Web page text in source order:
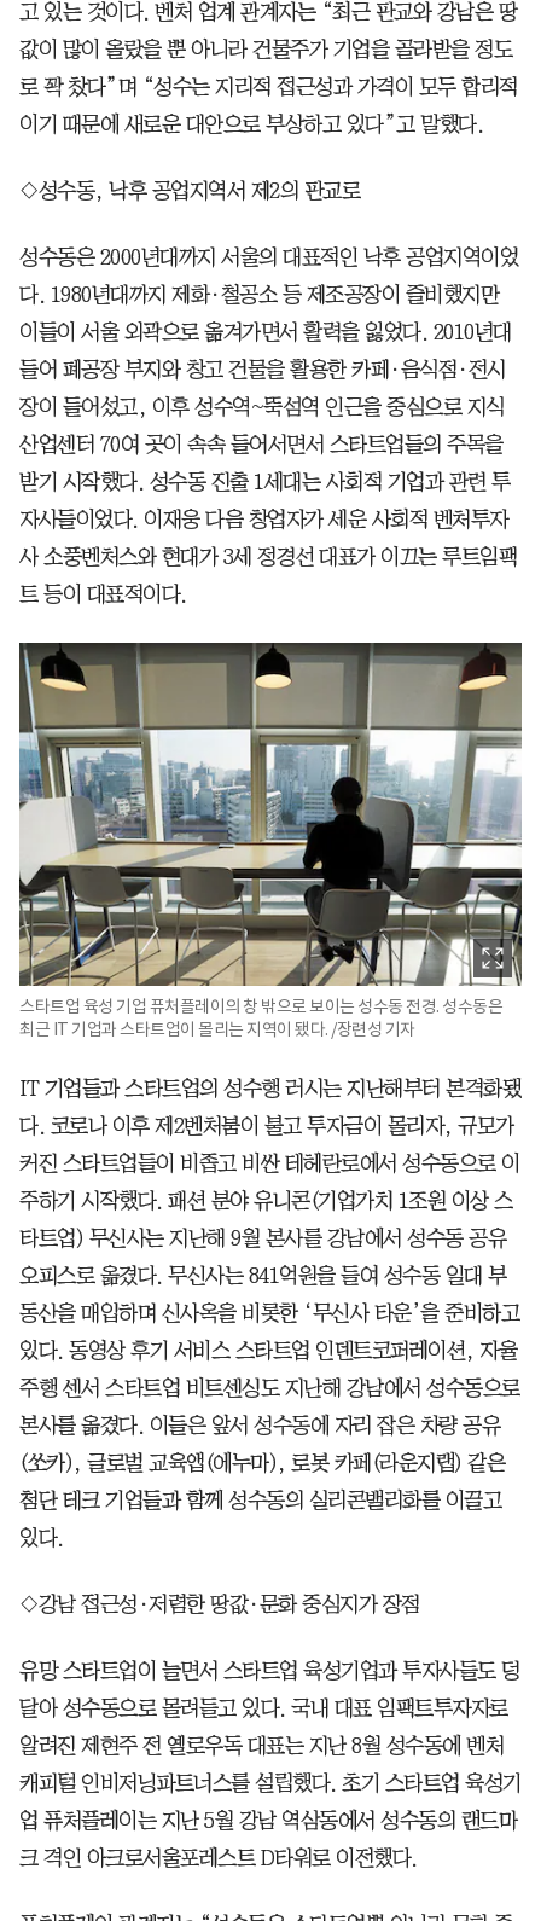
고 있는 것이다. 벤처 업계 관계자는 “최근 판교와 강남은 땅
값이 많이 올랐을 뿐 아니라 건물주가 기업을 골라받을 정도
로 꽉 찼다”며 “성수는 지리적 접근성과 가격이 모두 합리적
이기 때문에 새로운 대안으로 부상하고 있다”고 말했다.
◇성수동, 낙후 공업지역서 제2의 판교로
성수동은 2000년대까지 서울의 대표적인 낙후 공업지역이었
다. 1980년대까지 제화·철공소 등 제조공장이 즐비했지만
이들이 서울 외곽으로 옮겨가면서 활력을 잃었다. 2010년대
들어 폐공장 부지와 창고 건물을 활용한 카페·음식점·전시
장이 들어섰고, 이후 성수역~뚝섬역 인근을 중심으로 지식
산업센터 70여 곳이 속속 들어서면서 스타트업들의 주목을
받기 시작했다. 성수동 진출 1세대는 사회적 기업과 관련 투
자사들이었다. 이재웅 다음 창업자가 세운 사회적 벤처투자
사 소풍벤처스와 현대가 3세 정경선 대표가 이끄는 루트임팩
트 등이 대표적이다.
스타트업 육성 기업 퓨처플레이의 창 밖으로 보이는 성수동 전경. 성수동은
최근 IT 기업과 스타트업이 몰리는 지역이 됐다. /장련성 기자
IT 기업들과 스타트업의 성수행 러시는 지난해부터 본격화됐
다. 코로나 이후 제2벤처붐이 불고 투자금이 몰리자, 규모가
커진 스타트업들이 비좁고 비싼 테헤란로에서 성수동으로 이
주하기 시작했다. 패션 분야 유니콘(기업가치 1조원 이상 스
타트업) 무신사는 지난해 9월 본사를 강남에서 성수동 공유
오피스로 옮겼다. 무신사는 841억원을 들여 성수동 일대 부
동산을 매입하며 신사옥을 비롯한 ‘무신사 타운’을 준비하고
있다. 동영상 후기 서비스 스타트업 인덴트코퍼레이션, 자율
주행 센서 스타트업 비트센싱도 지난해 강남에서 성수동으로
본사를 옮겼다. 이들은 앞서 성수동에 자리 잡은 차량 공유
(쏘카), 글로벌 교육앱(에누마), 로봇 카페(라운지랩) 같은
첨단 테크 기업들과 함께 성수동의 실리콘밸리화를 이끌고
있다.
◇강남 접근성·저렴한 땅값·문화 중심지가 장점
유망 스타트업이 늘면서 스타트업 육성기업과 투자사들도 덩
달아 성수동으로 몰려들고 있다. 국내 대표 임팩트투자자로
알려진 제현주 전 옐로우독 대표는 지난 8월 성수동에 벤처
캐피털 인비저닝파트너스를 설립했다. 초기 스타트업 육성기
업 퓨처플레이는 지난 5월 강남 역삼동에서 성수동의 랜드마
크 격인 아크로서울포레스트 D타워로 이전했다.